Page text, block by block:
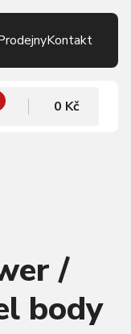
Kontakt
0 Kč
/
body